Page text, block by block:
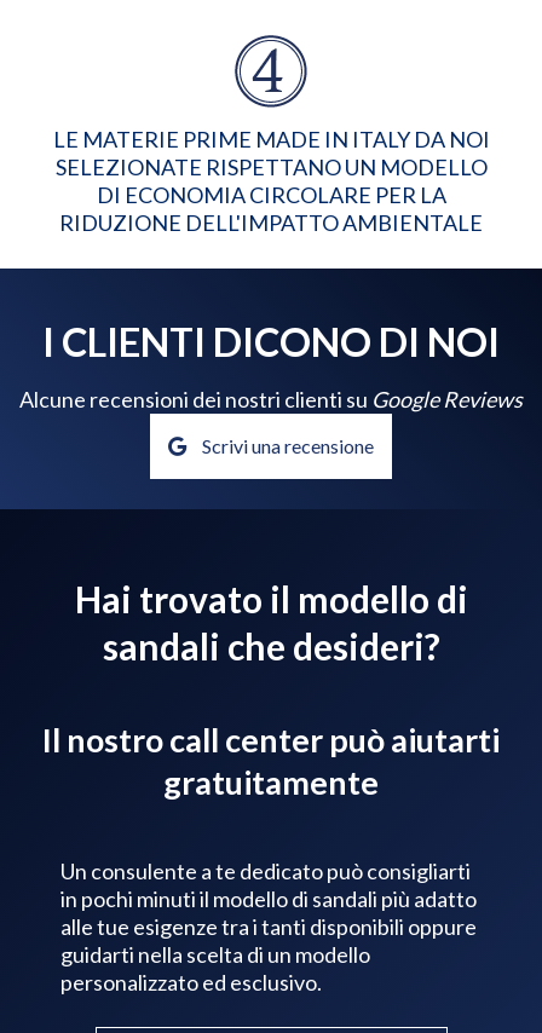
LE MATERIE PRIME MADE IN ITALY DA NOI
SELEZIONATE RISPETTANO UN MODELLO
DI ECONOMIA CIRCOLARE PER LA
RIDUZIONE DELL'IMPATTO AMBIENTALE
I CLIENTI DICONO DI NOI
Alcune recensioni dei nostri clienti su Google Reviews
Scrivi una recensione
Hai trovato il modello di
sandali che desideri?
Il nostro call center può aiutarti
gratuitamente
Un consulente a te dedicato può consigliarti
in pochi minuti il modello di sandali più adatto
alle tue esigenze tra i tanti disponibili oppure
guidarti nella scelta di un modello
personalizzato ed esclusivo.